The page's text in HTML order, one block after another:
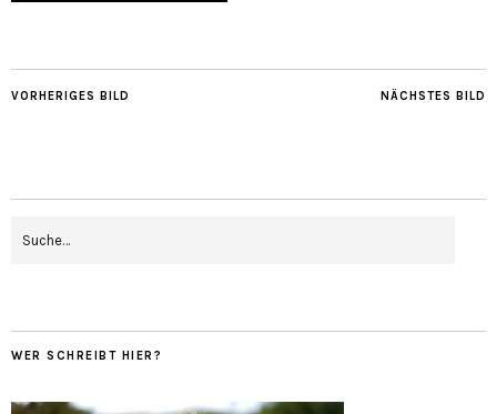
NÄCHSTES BILD
VORHERIGES BILD
WER SCHREIBT HIER?